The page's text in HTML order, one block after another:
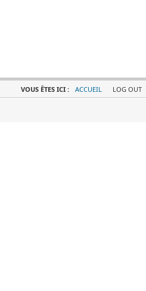
VOUS ÊTES ICI : ACCUEIL LOG OUT